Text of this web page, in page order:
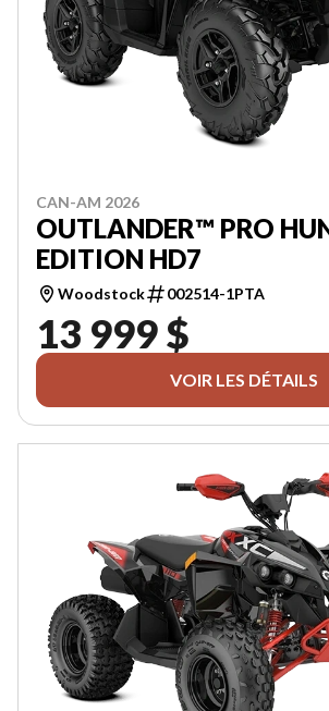
CAN-AM 2026
OUTLANDER™ PRO
EDITION HD7
Woodstock 002514-1PTA
13 999 $
VOIR LES DÉTAILS